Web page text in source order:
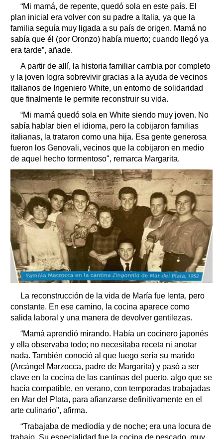
“Mi mamá, de repente, quedó sola en este país. El
plan inicial era volver con su padre a Italia, ya que la
familia seguía muy ligada a su país de origen. Mamá no
sabía que él (por Oronzo) había muerto; cuando llegó ya
era tarde”, añade.
A partir de allí, la historia familiar cambia por completo
y la joven logra sobrevivir gracias a la ayuda de vecinos
italianos de Ingeniero White, un entorno de solidaridad
que finalmente le permite reconstruir su vida.
“Mi mamá quedó sola en White siendo muy joven. No
sabía hablar bien el idioma, pero la cobijaron familias
italianas, la trataron como una hija. Esa gente generosa
fueron los Genovali, vecinos que la cobijaron en medio
de aquel hecho tormentoso", remarca Margarita.
La reconstrucción de la vida de María fue lenta, pero
constante. En ese camino, la cocina aparece como
salida laboral y una manera de devolver gentilezas.
“Mamá aprendió mirando. Había un cocinero japonés
y ella observaba todo; no necesitaba receta ni anotar
nada. También conoció al que luego sería su marido
(Arcángel Marzocca, padre de Margarita) y pasó a ser
clave en la cocina de las cantinas del puerto, algo que se
hacía compatible, en verano, con temporadas trabajadas
en Mar del Plata, para afianzarse definitivamente en el
arte culinario", afirma.
“Trabajaba de mediodía y de noche; era una locura de
trabajo. Su especialidad fue la cocina de pescado, muy